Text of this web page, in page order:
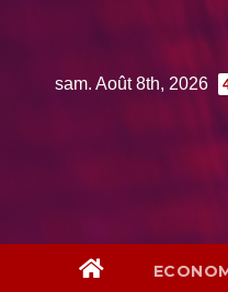
contentsam. Août 8th, 2026